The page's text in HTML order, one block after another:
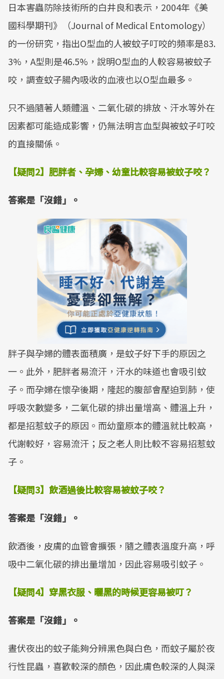
Mute
日本害蟲防除技術所的白井良和表示，2004年《美
國科學期刊》（Journal of Medical Entomology）
的一份研究，指出O型血的人被蚊子叮咬的頻率是83.
3%，A型則是46.5%，說明O型血的人較容易被蚊子
咬，調查蚊子腸內吸收的血液也以O型血最多。
只不過隨著人類體溫、二氧化碳的排放、汗水等外在
因素都可能造成影響，仍無法明言血型與被蚊子叮咬
的直接關係。
【疑問2】肥胖者、孕婦、幼童比較容易被蚊子咬？
答案是「沒錯」。
胖子與孕婦的體表面積廣，是蚊子好下手的原因之
一。此外，肥胖者易流汗，汗水的味道也會吸引蚊
子。而孕婦在懷孕後期，隆起的腹部會壓迫到肺，使
呼吸次數變多，二氧化碳的排出量增高、體溫上升，
都是招惹蚊子的原因。而幼童原本的體溫就比較高，
代謝較好，容易流汗；反之老人則比較不容易招惹蚊
子。
【疑問3】飲酒過後比較容易被蚊子咬？
答案是「沒錯」。
飲酒後，皮膚的血管會擴張，隨之體表溫度升高，呼
吸中二氧化碳的排出量增加，因此容易吸引蚊子。
【疑問4】穿黑衣服、曬黑的時候更容易被叮？
答案是「沒錯」。
晝伏夜出的蚊子能夠分辨黑色與白色，而蚊子屬於夜
行性昆蟲，喜歡較深的顏色，因此膚色較深的人與深